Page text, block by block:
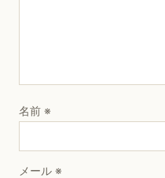
名前 ※
メール ※